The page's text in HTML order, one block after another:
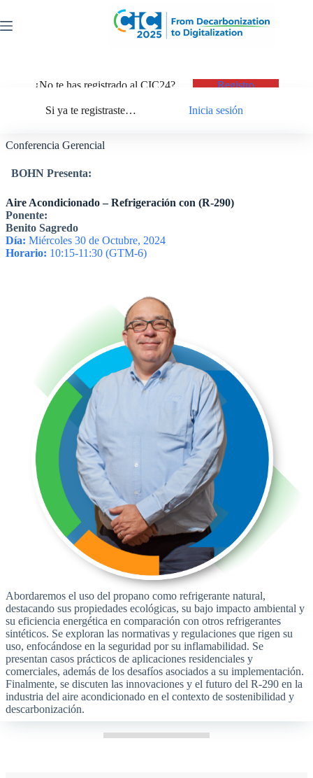
contenido
¿No te has registrado al CIC24? Registro
Si ya te registraste… Inicia sesión
Conferencia Gerencial
BOHN Presenta:
Aire Acondicionado – Refrigeración con (R-290)
Ponente:
Benito Sagredo
Día: Miércoles 30 de Octubre, 2024
Horario: 10:15-11:30 (GTM-6)
Abordaremos el uso del propano como refrigerante natural,
destacando sus propiedades ecológicas, su bajo impacto ambiental y
su eficiencia energética en comparación con otros refrigerantes
sintéticos. Se exploran las normativas y regulaciones que rigen su
uso, enfocándose en la seguridad por su inflamabilidad. Se
presentan casos prácticos de aplicaciones residenciales y
comerciales, además de los desafíos asociados a su implementación.
Finalmente, se discuten las innovaciones y el futuro del R-290 en la
industria del aire acondicionado en el contexto de sostenibilidad y
descarbonización.